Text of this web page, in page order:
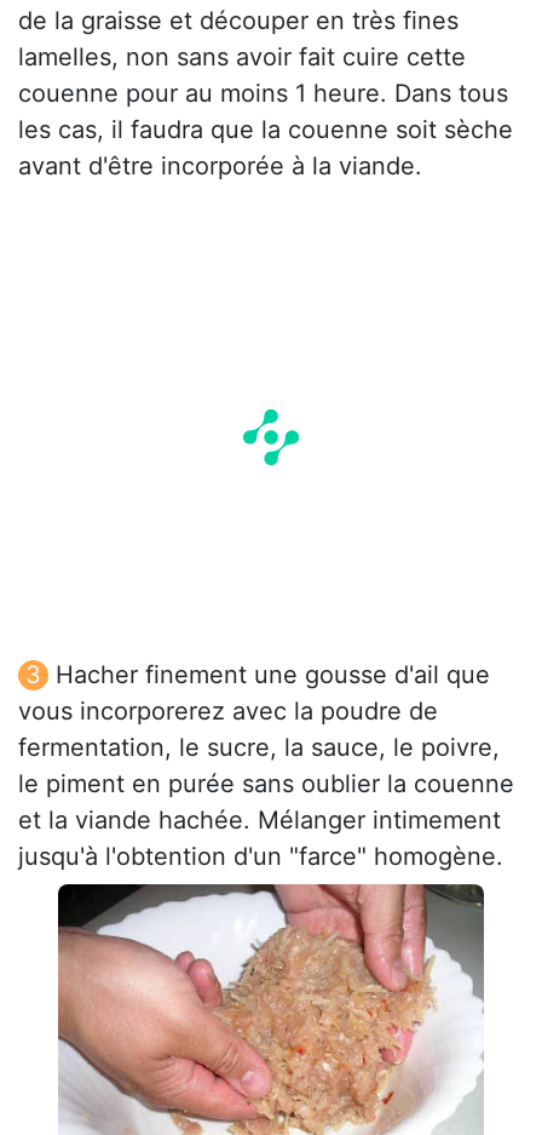
de la graisse et découper en très fines
lamelles, non sans avoir fait cuire cette
couenne pour au moins 1 heure. Dans tous
les cas, il faudra que la couenne soit sèche
avant d'être incorporée à la viande.
Hacher finement une gousse d'ail que
vous incorporerez avec la poudre de
fermentation, le sucre, la sauce, le poivre,
le piment en purée sans oublier la couenne
et la viande hachée. Mélanger intimement
jusqu'à l'obtention d'un "farce" homogène.